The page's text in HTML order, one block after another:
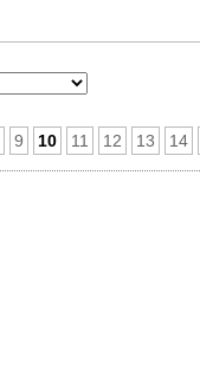
9 10 11 12 13 14